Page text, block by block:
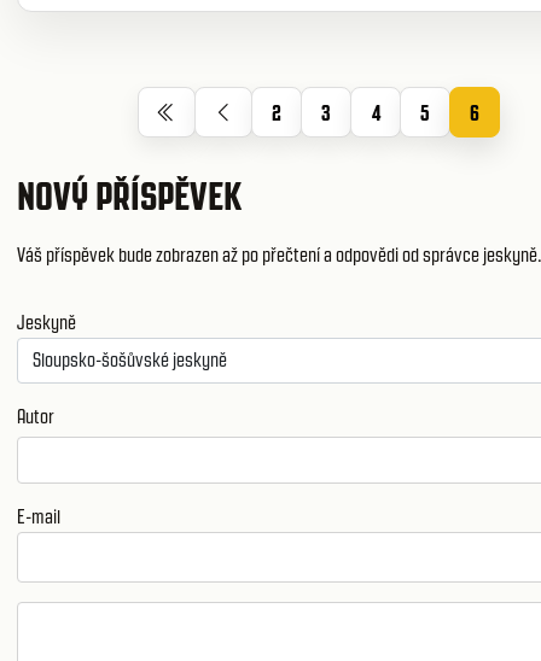
2 3 4 5 6
NOVÝ PŘÍSPĚVEK
Váš příspěvek bude zobrazen až po přečtení a odpovědi od správce
Jeskyně
Autor
E-mail